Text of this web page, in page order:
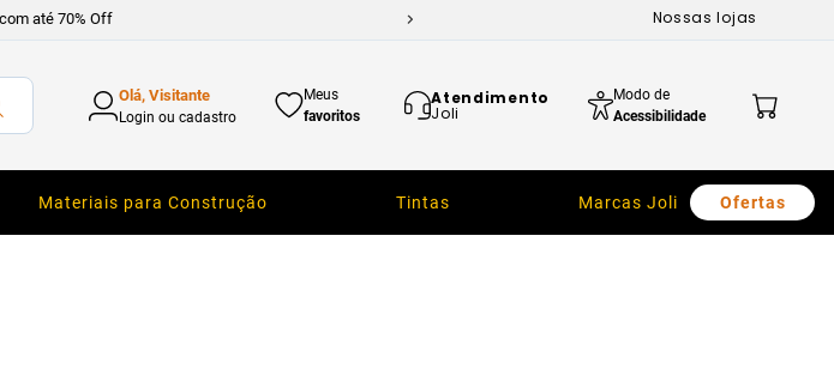
até 70% Off Nossas lojas
Olá, Visitante
Login ou cadastro
Meus
favoritos
Atendimento
Joli
Modo de
Acessibilidade
Materiais para Construção Tintas Marcas Joli Ofertas